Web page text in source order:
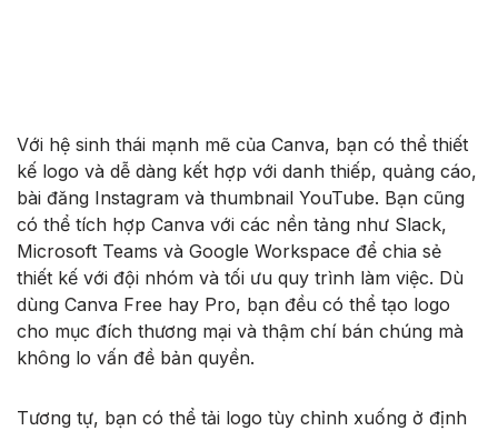
Với hệ sinh thái mạnh mẽ của Canva, bạn có thể thiết
kế logo và dễ dàng kết hợp với danh thiếp, quảng cáo,
bài đăng Instagram và thumbnail YouTube. Bạn cũng
có thể tích hợp Canva với các nền tảng như Slack,
Microsoft Teams và Google Workspace để chia sẻ
thiết kế với đội nhóm và tối ưu quy trình làm việc. Dù
dùng Canva Free hay Pro, bạn đều có thể tạo logo
cho mục đích thương mại và thậm chí bán chúng mà
không lo vấn đề bản quyền.
Tương tự, bạn có thể tải logo tùy chỉnh xuống ở định